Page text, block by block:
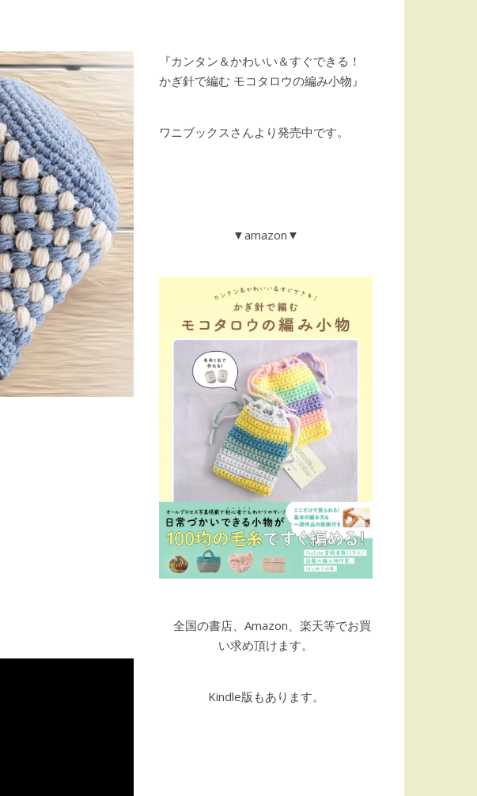
『カンタン＆かわいい＆すぐできる！
かぎ針で編む モコタロウの編み小物』
ワニブックスさんより発売中です。
▼amazon▼
全国の書店、Amazon、楽天等でお買
い求め頂けます。
Kindle版もあります。